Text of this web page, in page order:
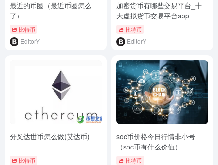
最近的币圈（最近币圈怎么
了）
比特币
EditorY
加密货币有哪些交易平台_十
大虚拟货币交易平台app
比特币
EditorY
分叉达世币怎么做(艾达币)
比特币
soc币价格今日行情非小号
（soc币有什么价值）
比特币